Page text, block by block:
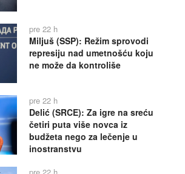
pre 22 h
Miljuš (SSP): Režim sprovodi
represiju nad umetnošću koju
ne može da kontroliše
pre 22 h
Delić (SRCE): Za igre na sreću
četiri puta više novca iz
budžeta nego za lečenje u
inostranstvu